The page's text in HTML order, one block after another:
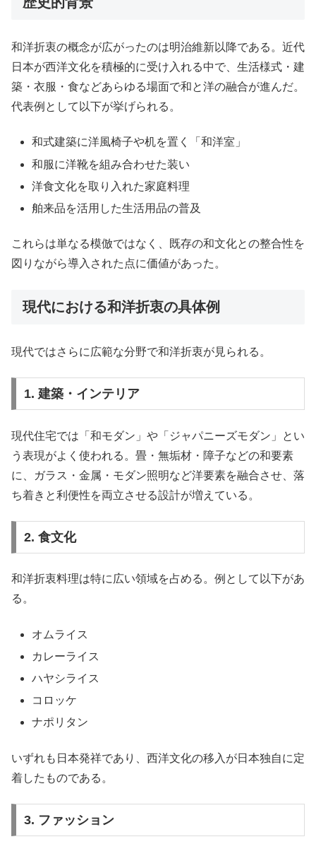
和洋折衷の概念が広がったのは明治維新以降である。近代
日本が西洋文化を積極的に受け入れる中で、生活様式・建
築・衣服・食などあらゆる場面で和と洋の融合が進んだ。
代表例として以下が挙げられる。
和式建築に洋風椅子や机を置く「和洋室」
和服に洋靴を組み合わせた装い
洋食文化を取り入れた家庭料理
舶来品を活用した生活用品の普及
これらは単なる模倣ではなく、既存の和文化との整合性を
図りながら導入された点に価値があった。
現代における和洋折衷の具体例
現代ではさらに広範な分野で和洋折衷が見られる。
1. 建築・インテリア
現代住宅では「和モダン」や「ジャパニーズモダン」とい
う表現がよく使われる。畳・無垢材・障子などの和要素
に、ガラス・金属・モダン照明など洋要素を融合させ、落
ち着きと利便性を両立させる設計が増えている。
2. 食文化
和洋折衷料理は特に広い領域を占める。例として以下があ
る。
オムライス
カレーライス
ハヤシライス
コロッケ
ナポリタン
いずれも日本発祥であり、西洋文化の移入が日本独自に定
着したものである。
3. ファッション